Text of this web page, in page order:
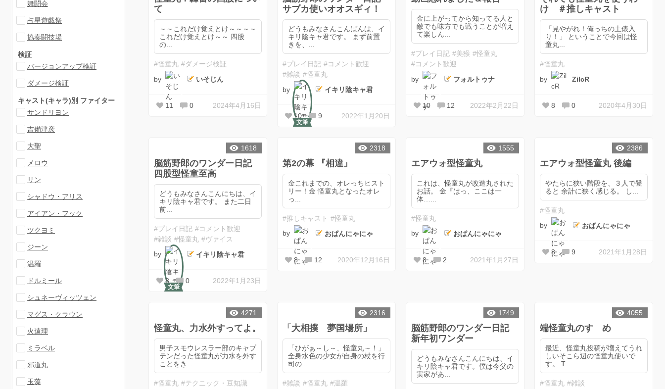
舞闘会
占星遊戯祭
協奏闘技場
検証
バージョンアップ検証
ダメージ検証
キャスト(キャラ)別 ファイター
サンドリヨン
吉備津彦
大聖
メロウ
リン
シャドウ・アリス
アイアン・フック
ツクヨミ
ジーン
温羅
ドルミール
シュネーヴィッツェン
マグス・クラウン
火遠理
ミラベル
邪道丸
玉藻
て
～～これだけ覚えとけ～～～～
これだけ覚えとけ～～ 四股
の...
#怪童丸 #ダメージ検証
by
いそじん
11 0 2024年4月16日
サブカ使いオオスギィ！
どうもみなさんこんばんは、イ
キリ陰キャ君です。 まず前置
きを、...
#プレイ日記 #コメント歓迎
#雑談 #怪童丸
by
文筆
イキリ陰キャ君
10 9 2022年1月20日
金に上がってから知ってる人と
敵でも味方でも戦うことが増え
て楽しん...
#プレイ日記 #美猴 #怪童丸
#コメント歓迎
by
フォルトゥナ
10 12 2022年2月22日
け ＃推しキャスト
「見やがれ！俺っちの土俵入
り！」 ということで今回は怪
童丸...
#怪童丸
by
ZilcR
8 0 2020年4月30日
脳筋野郎のワンダー日記
四股型怪童至高
どうもみなさんこんにちは、イ
キリ陰キャ君です。 また二日
前...
#プレイ日記 #コメント歓迎
#雑談 #怪童丸 #ヴァイス
by
文筆
イキリ陰キャ君
1618
8 0 2022年1月23日
第2の幕 『相違』
金これまでの、オレっちヒスト
リー！金 怪童丸となったオレ
っ...
#推しキャスト #怪童丸
by
おぱんにゃにゃ
2318
8 12 2020年12月16日
エアウォ型怪童丸
これは、怪童丸が改造丸された
お話。 金『はっ、ここは一
体…...
#怪童丸
by
おぱんにゃにゃ
1555
8 2 2021年1月27日
エアウォ型怪童丸 後編
やたらに狭い階段を、３人で登
ると 余計に狭く感じる。 し...
#怪童丸
by
おぱんにゃにゃ
2386
8 9 2021年1月28日
怪童丸、力水外すってよ。
男子スモウレスラー部のキャプ
テンだった怪童丸が力水を外す
ことをき...
#怪童丸 #テクニック・豆知識
4271
「大相撲 夢国場所」
「ひがぁ～し～、怪童丸～！」
全身水色の少女が自身の杖を行
司の...
#雑談 #怪童丸 #温羅
2316
脳筋野郎のワンダー日記
新年初ワンダー
どうもみなさんこんにちは、イ
キリ陰キャ君です。僕は今父の
実家があ...
1749
端怪童丸のすゝめ
最近、怪童丸投稿が増えてうれ
しいそこら辺の怪童丸使いで
す。 T...
#怪童丸 #雑談
4055